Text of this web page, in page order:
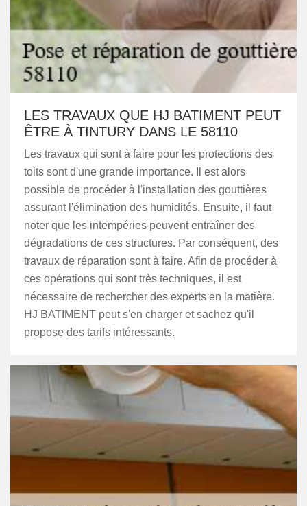
LES TRAVAUX QUE HJ BATIMENT PEUT
ÊTRE À TINTURY DANS LE 58110
Les travaux qui sont à faire pour les protections des
toits sont d'une grande importance. Il est alors
possible de procéder à l'installation des gouttières
assurant l'élimination des humidités. Ensuite, il faut
noter que les intempéries peuvent entraîner des
dégradations de ces structures. Par conséquent, des
travaux de réparation sont à faire. Afin de procéder à
ces opérations qui sont très techniques, il est
nécessaire de rechercher des experts en la matière.
HJ BATIMENT peut s'en charger et sachez qu'il
propose des tarifs intéressants.